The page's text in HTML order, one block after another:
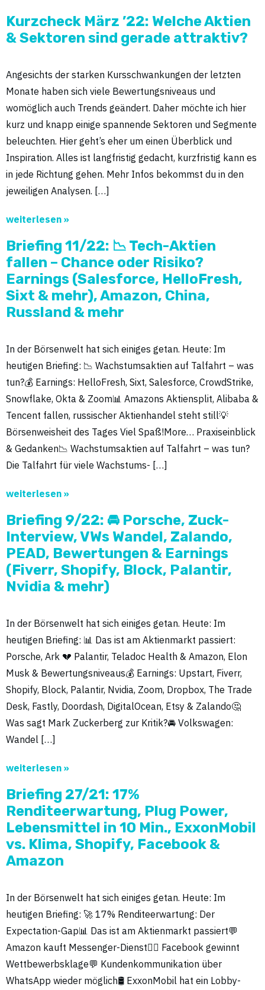
Kurzcheck März ’22: Welche Aktien
& Sektoren sind gerade attraktiv?
Angesichts der starken Kursschwankungen der letzten
Monate haben sich viele Bewertungsniveaus und
womöglich auch Trends geändert. Daher möchte ich hier
kurz und knapp einige spannende Sektoren und Segmente
beleuchten. Hier geht’s eher um einen Überblick und
Inspiration. Alles ist langfristig gedacht, kurzfristig kann es
in jede Richtung gehen. Mehr Infos bekommst du in den
jeweiligen Analysen. […]
weiterlesen »
Briefing 11/22: 📉 Tech-Aktien
fallen – Chance oder Risiko?
Earnings (Salesforce, HelloFresh,
Sixt & mehr), Amazon, China,
Russland & mehr
In der Börsenwelt hat sich einiges getan. Heute: Im
heutigen Briefing: 📉 Wachstumsaktien auf Talfahrt – was
tun?💰 Earnings: HelloFresh, Sixt, Salesforce, CrowdStrike,
Snowflake, Okta & Zoom📊 Amazons Aktiensplit, Alibaba &
Tencent fallen, russischer Aktienhandel steht still💡
Börsenweisheit des Tages Viel Spaß!More… Praxiseinblick
& Gedanken📉 Wachstumsaktien auf Talfahrt – was tun?
Die Talfahrt für viele Wachstums- […]
weiterlesen »
Briefing 9/22: 🚘 Porsche, Zuck-
Interview, VWs Wandel, Zalando,
PEAD, Bewertungen & Earnings
(Fiverr, Shopify, Block, Palantir,
Nvidia & mehr)
In der Börsenwelt hat sich einiges getan. Heute: Im
heutigen Briefing: 📊 Das ist am Aktienmarkt passiert:
Porsche, Ark 💔 Palantir, Teladoc Health & Amazon, Elon
Musk & Bewertungsniveaus💰 Earnings: Upstart, Fiverr,
Shopify, Block, Palantir, Nvidia, Zoom, Dropbox, The Trade
Desk, Fastly, Doordash, DigitalOcean, Etsy & Zalando🤔
Was sagt Mark Zuckerberg zur Kritik?🚘 Volkswagen:
Wandel […]
weiterlesen »
Briefing 27/21: 17%
Renditeerwartung, Plug Power,
Lebensmittel in 10 Min., ExxonMobil
vs. Klima, Shopify, Facebook &
Amazon
In der Börsenwelt hat sich einiges getan. Heute: Im
heutigen Briefing: 🚀 17% Renditeerwartung: Der
Expectation-Gap📊 Das ist am Aktienmarkt passiert💬
Amazon kauft Messenger-Dienst🧑‍⚖️ Facebook gewinnt
Wettbewerbsklage💬 Kundenkommunikation über
WhatsApp wieder möglich🛢 ExxonMobil hat ein Lobby-